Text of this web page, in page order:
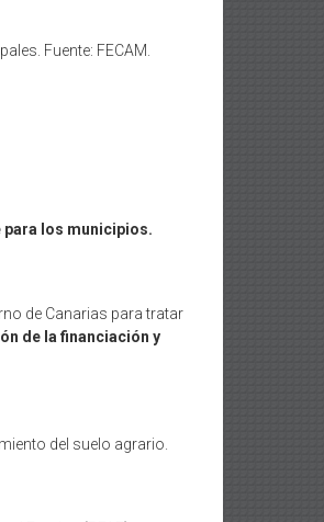
Fuente: FECAM.
para los municipios.
de Canarias para tratar
de la financiación y
del suelo agrario.